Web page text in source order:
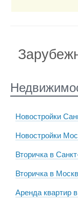
Новостройки
Новостройки
Вторичка в
Вторичка в
Аренда квартир